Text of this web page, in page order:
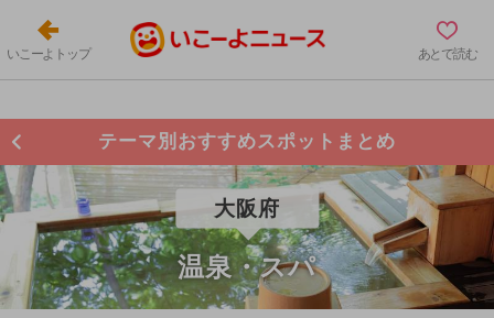
いこーよトップ あとで読む
テーマ別おすすめスポットまとめ
大阪府
温泉・スパ